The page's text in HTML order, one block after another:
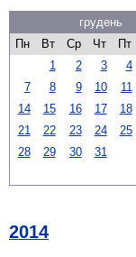
грудень
Пн
Вт Ср Чт Пт
1
2 3 4
7
8 9 10 11
14
15 16 17 18
21
22 23 24 25
28
29 30 31
2014